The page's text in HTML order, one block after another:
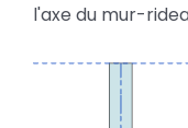
l'axe du mur-